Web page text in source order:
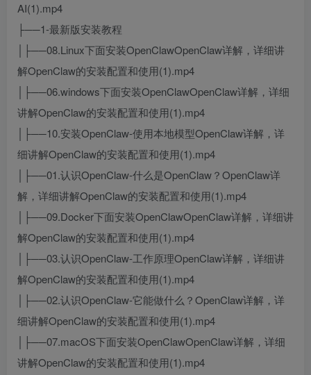
AI(1).mp4
├──1-最新版安装教程
│├──08.Linux下面安装OpenClawOpenClaw详解，详细讲
解OpenClaw的安装配置和使用(1).mp4
│├──06.windows下面安装OpenClawOpenClaw详解，详细
讲解OpenClaw的安装配置和使用(1).mp4
│├──10.安装OpenClaw-使用本地模型OpenClaw详解，详
细讲解OpenClaw的安装配置和使用(1).mp4
│├──01.认识OpenClaw-什么是OpenClaw？OpenClaw详
解，详细讲解OpenClaw的安装配置和使用(1).mp4
│├──09.Docker下面安装OpenClawOpenClaw详解，详细讲
解OpenClaw的安装配置和使用(1).mp4
│├──03.认识OpenClaw-工作原理OpenClaw详解，详细讲
解OpenClaw的安装配置和使用(1).mp4
│├──02.认识OpenClaw-它能做什么？OpenClaw详解，详
细讲解OpenClaw的安装配置和使用(1).mp4
│├──07.macOS下面安装OpenClawOpenClaw详解，详细
讲解OpenClaw的安装配置和使用(1).mp4